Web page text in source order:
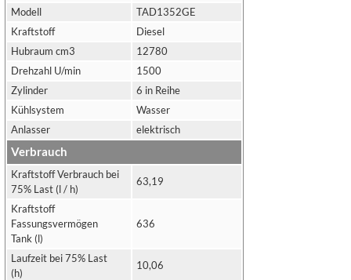
Modell
TAD1352GE
Kraftstoff
Diesel
Hubraum cm3
12780
Drehzahl U/min
1500
Zylinder
6 in Reihe
Kühlsystem
Wasser
Anlasser
elektrisch
Verbrauch
Kraftstoff Verbrauch bei
75% Last (l / h)
63,19
Kraftstoff
Fassungsvermögen
Tank (l)
636
Laufzeit bei 75% Last
(h)
10,06